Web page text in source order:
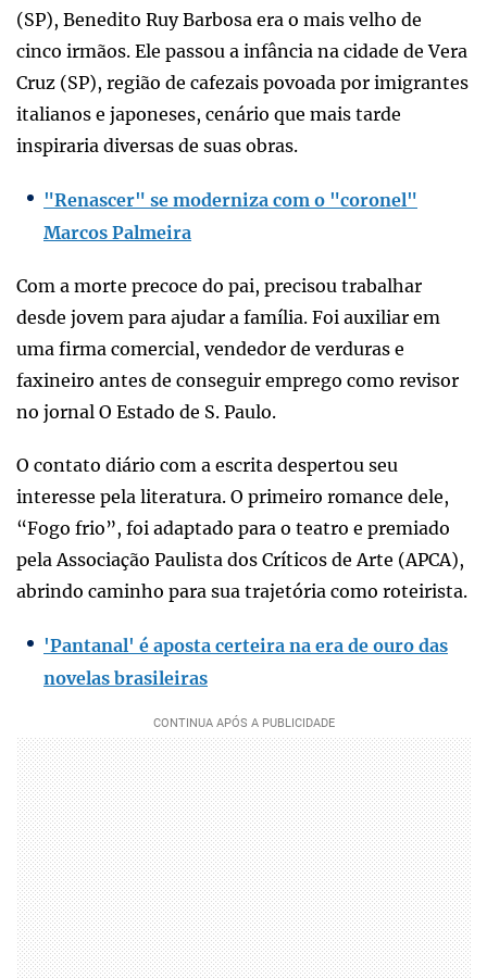
(SP), Benedito Ruy Barbosa era o mais velho de
cinco irmãos. Ele passou a infância na cidade de Vera
Cruz (SP), região de cafezais povoada por imigrantes
italianos e japoneses, cenário que mais tarde
inspiraria diversas de suas obras.
"Renascer" se moderniza com o "coronel"
Marcos Palmeira
Com a morte precoce do pai, precisou trabalhar
desde jovem para ajudar a família. Foi auxiliar em
uma firma comercial, vendedor de verduras e
faxineiro antes de conseguir emprego como revisor
no jornal O Estado de S. Paulo.
O contato diário com a escrita despertou seu
interesse pela literatura. O primeiro romance dele,
“Fogo frio”, foi adaptado para o teatro e premiado
pela Associação Paulista dos Críticos de Arte (APCA),
abrindo caminho para sua trajetória como roteirista.
'Pantanal' é aposta certeira na era de ouro das
novelas brasileiras